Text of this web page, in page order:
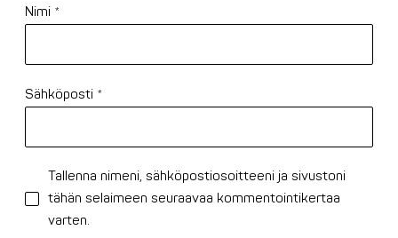
Nimi *
Sähköposti *
Tallenna nimeni, sähköpostiosoitteeni ja sivustoni
tähän selaimeen seuraavaa kommentointikertaa
varten.